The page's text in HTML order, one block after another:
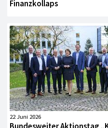
Finanzkollaps
22 Juni 2026